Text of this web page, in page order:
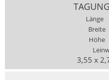
Länge
Breite
Höhe
3,55 x